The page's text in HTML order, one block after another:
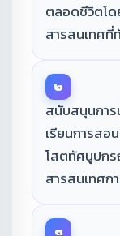
ตลอดชีวิตโด
สารสนเทศที่
๒
สนับสนุนการ
เรียนการสอ
โสตทัศนูปกร
สารสนเทศก
๓